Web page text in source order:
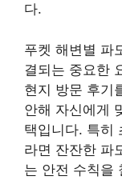
다.
푸켓 해변별 파
결되는 중요한
현지 방문 후기
안해 자신에게
택입니다. 특히
라면 잔잔한 파
는 안전 수칙을